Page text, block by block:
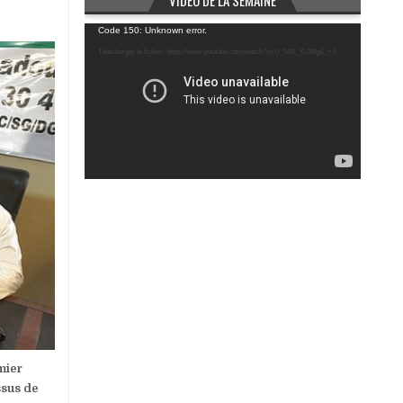
de
Lecteur
vidéo
Code 150: Unknown error.
Télécharger le fichier: https://www.youtube.com/watch?v=U_MN_YL99Ig&_=1